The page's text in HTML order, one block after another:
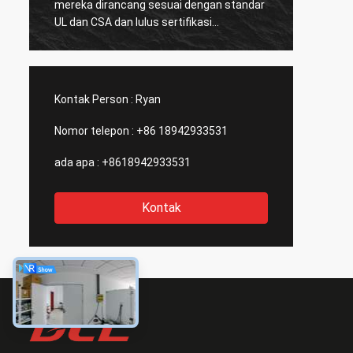
mereka dirancang sesuai dengan standar
UL dan CSA dan lulus sertifikasi
CSA.Sangat sedikit produsen Cina dapat
sebagai mitra jangka panjang kami.
Kontak Person : Ryan
Nomor telepon : +86 18942933531
ada apa : +8618942933531
Kontak